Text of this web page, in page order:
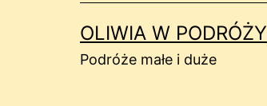
OLIWIA W PODRÓŻY
Podróże małe i duże